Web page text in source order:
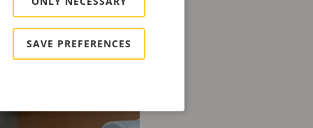
SAVE PREFERENCES